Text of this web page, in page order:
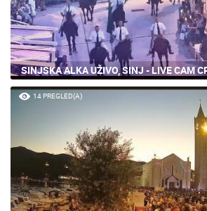
SINJSKA ALKA UŽIVO, SINJ - LIVE CAM
14 PREGLED(A)